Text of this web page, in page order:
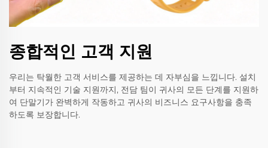
종합적인 고객 지원
우리는 탁월한 고객 서비스를 제공하는 데 자부심을 느낍니다. 설치
부터 지속적인 기술 지원까지, 전담 팀이 귀사의 모든 단계를 지원하
여 단말기가 완벽하게 작동하고 귀사의 비즈니스 요구사항을 충족
하도록 보장합니다.